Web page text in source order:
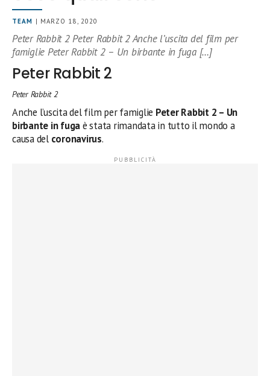
TEAM | MARZO 18, 2020
Peter Rabbit 2 Peter Rabbit 2 Anche l’uscita del film per
famiglie Peter Rabbit 2 – Un birbante in fuga […]
Peter Rabbit 2
Peter Rabbit 2
Anche l’uscita del film per famiglie Peter Rabbit 2 – Un
birbante in fugaè stata rimandata in tutto il mondo a
causa del coronavirus.